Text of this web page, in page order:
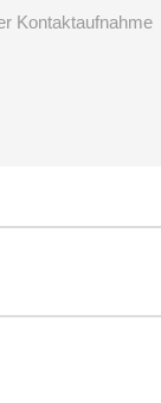
Kontaktaufnahme